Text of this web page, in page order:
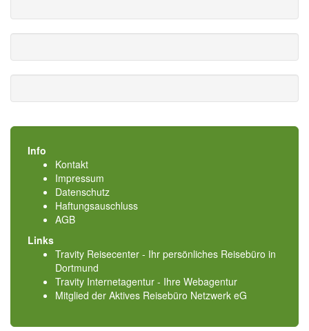
Info
Kontakt
Impressum
Datenschutz
Haftungsauschluss
AGB
Links
Travity Reisecenter - Ihr persönliches Reisebüro in
Dortmund
Travity Internetagentur - Ihre Webagentur
Mitglied der Aktives Reisebüro Netzwerk eG